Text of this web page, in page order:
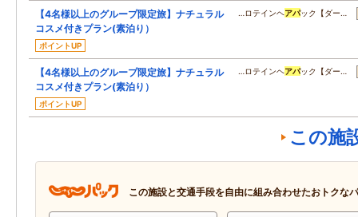
【4名様以上のグループ限定旅】ナチュラル
コスメ付きプラン(素泊り）
ポイントUP
…ロテインヘアパック【ダー…
【4名様以上のグループ限定旅】ナチュラル
コスメ付きプラン(素泊り）
ポイントUP
…ロテインヘアパック【ダー…
この施
この施設と交通手段を自由に組み合わせたおトクな